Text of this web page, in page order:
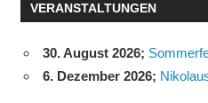
VERANSTALTUNGEN
30. August 2026;
6. Dezember 2026;